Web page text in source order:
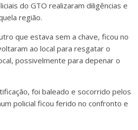
do GTO realizaram diligências e
região.
que estava sem a chave, ficou no
ao local para resgatar o
possivelmente para depenar o
foi baleado e socorrido pelos
policial ficou ferido no confronto e